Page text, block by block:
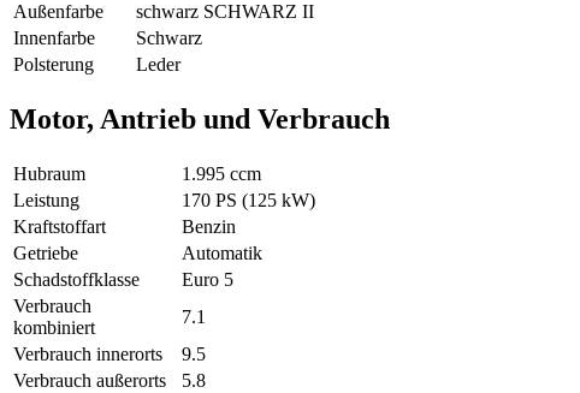
Außenfarbe
schwarz SCHWARZ II
Innenfarbe
Schwarz
Polsterung
Leder
Motor, Antrieb und Verbrauch
Hubraum
1.995 ccm
Leistung
170 PS (125 kW)
Kraftstoffart
Benzin
Getriebe
Automatik
Schadstoffklasse
Euro 5
Verbrauch
kombiniert
7.1
Verbrauch innerorts
9.5
Verbrauch außerorts
5.8